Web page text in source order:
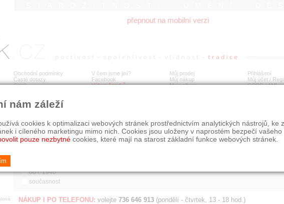
přepnout na mobilní verzi
Obchodní podmínky
Časté dotazy
Ceník
V čem jsme jiní?
Facebook
Výkup šperků
Můj prodej
Můj nákup
Moje album
Přihlášení
Můj účet /
GDPR/AML
RYCHLÉ HLEDÁNÍ
HISTORICKÉ OBDOBÍ
všechno
před r. 1800
od r. 1940
současnost
STÁŘÍ NABÍDKY
všechno
jen poslední den
ŘAZENÍ
nejnovější napřed
podle cen sestupně
NÁKUP I PO TELEFONU: volejte 736 646 913 (pondělí - čtvrtek, 13 - 18 hod.)
nám záleží
cookies k optimalizaci webových stránek prostřednictvím analytických nástrojů,
i cíleného marketingu mimo nich. Cookies jsou uloženy v naprostém bezpečí
pouze nezbytné cookies, které mají na starost základní funkce webových stránek.